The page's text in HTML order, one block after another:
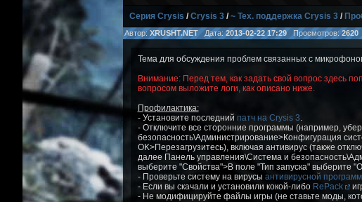
Серия Crysis /Crysis 3/~ Тех. поддержка Crysis 3/
Автор: XRUSHT.NETДата:2013-02-22 17:29Просмотров:2620
Тема для обсуждения проблем связанных с
Внимание: Перед тем, как задать свой вопрос здесь
вопросом выложите логи, как описано ниже.
Профилактика:
- Установите последний патч на Crysis 3
- Отключите все сторонние программы (например,
безопасность\Администрирование>Конфигурация
OK>Перезагрузитесь), включая антивирус (также
далее Панель управления\Система и
выберите "Свойства">В поле "Тип запуска" выберите
- Проверьте систему на вирусы антивирусной
- Если вы скачали и установили кокой-либо RePack
- Не модифицируйте файлы игры (не ставьте моды,